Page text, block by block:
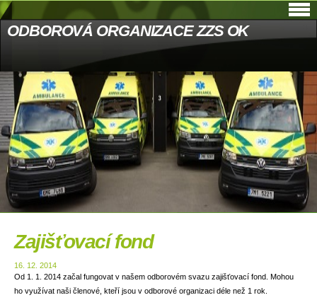
ODBOROVÁ ORGANIZACE ZZS OK
Zajišťovací fond
16. 12. 2014
Od 1. 1. 2014 začal fungovat v našem odborovém svazu zajišťovací fond. Mohou
ho využívat naši členové, kteří jsou v odborové organizaci déle než 1 rok.